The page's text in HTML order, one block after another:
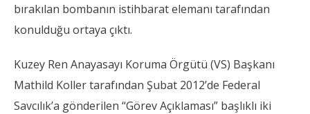
bırakılan bombanın istihbarat elemanı tarafından
konulduğu ortaya çıktı.
Kuzey Ren Anayasayı Koruma Örgütü (VS) Başkanı
Mathild Koller tarafından Şubat 2012’de Federal
Savcılık’a gönderilen “Görev Açıklaması” başlıklı iki